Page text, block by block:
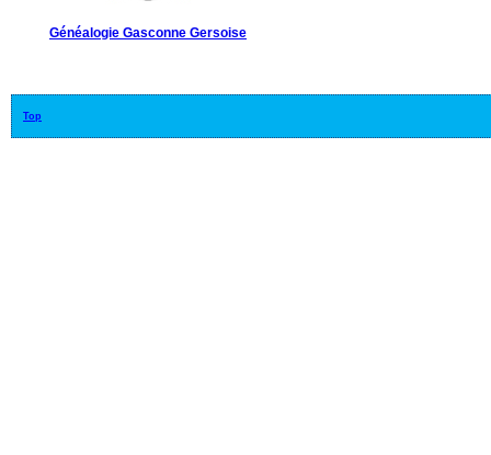
Généalogie Gasconne Gersoise
Top